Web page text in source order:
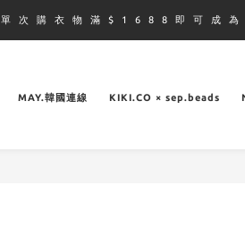
單 次 購 衣 物 滿 $ 1 6 8 8 即 可 成
MAY.韓國連線 KIKI.CO × sep.beads